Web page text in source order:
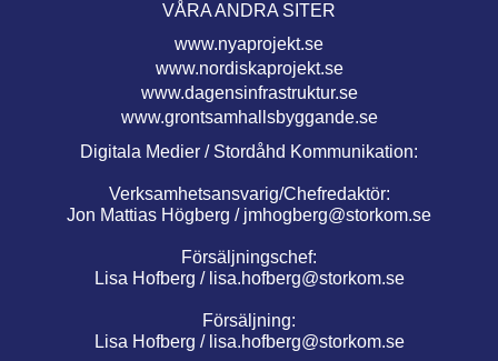
VÅRA ANDRA SITER
www.nyaprojekt.se
www.nordiskaprojekt.se
www.dagensinfrastruktur.se
www.grontsamhallsbyggande.se
Digitala Medier / Stordåhd Kommunikation:
Verksamhetsansvarig/Chefredaktör:
Jon Mattias Högberg / jmhogberg@storkom.se
Försäljningschef:
Lisa Hofberg / lisa.hofberg@storkom.se
Försäljning:
Lisa Hofberg / lisa.hofberg@storkom.se